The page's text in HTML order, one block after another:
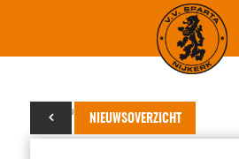
NIEUWSOVERZICHT
30 augustus 2014